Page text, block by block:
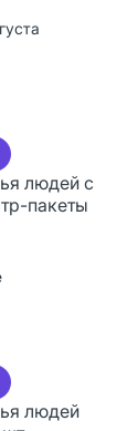
людей с
пакеты
людей